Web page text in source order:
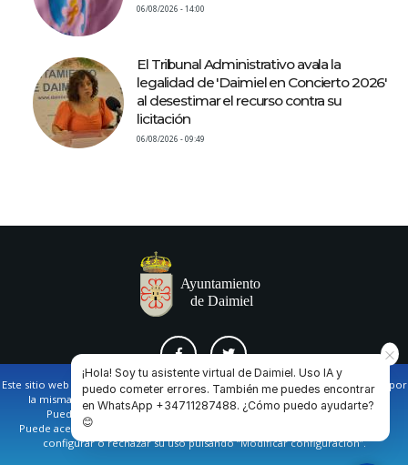
06/08/2026 - 14:00
El Tribunal Administrativo avala la
legalidad de 'Daimiel en Concierto 2026'
al desestimar el recurso contra su
licitación
06/08/2026 - 09:49
AVISO LEGAL Y POLÍTICA DE PRIVACIDAD COOKIES CONTACTO
Ayuntamiento de Daimiel. Casa Consistorial: Plaza de
Este sitio web utiliza cookies propias y de terceros para facilitar la navegación por
la misma y obtener datos estadísticos de la navegación de los usuarios.
Puede obtener más información en nuestrapolítica de cookies
Puede aceptar todas las cookies pulsando en el botón de “Aceptar”, o bien
configurar o rechazar su uso pulsando “Modificar configuración”.
¡Hola! Soy tu asistente virtual de Daimiel. Uso IA y
puedo cometer errores. También me puedes encontrar
en WhatsApp +34711287488. ¿Cómo puedo ayudarte?
😊